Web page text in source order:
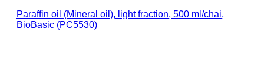
Paraffin oil (Mineral oil), light fraction, 500 ml/chai,
BioBasic (PC5530)